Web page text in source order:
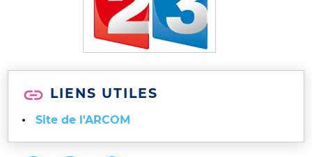
LIENS UTILES
Site de l'ARCOM